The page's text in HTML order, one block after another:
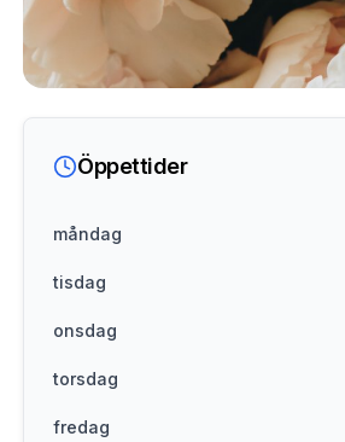
Öppettider
måndag
tisdag
onsdag
torsdag
fredag